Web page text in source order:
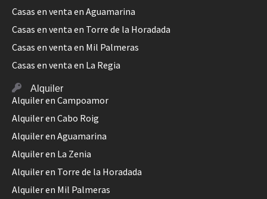
Casas en venta en Aguamarina
Casas en venta en Torre de la Horadada
Casas en venta en Mil Palmeras
Casas en venta en La Regia
Alquiler
Alquiler en Campoamor
Alquiler en Cabo Roig
Alquiler en Aguamarina
Alquiler en La Zenia
Alquiler en Torre de la Horadada
Alquiler en Mil Palmeras